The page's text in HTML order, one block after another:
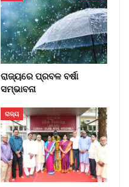
ରାଜ୍ୟରେ ପ୍ରବଳ ବର୍ଷା
ସମ୍ଭାବନା
ରାଜ୍ୟ